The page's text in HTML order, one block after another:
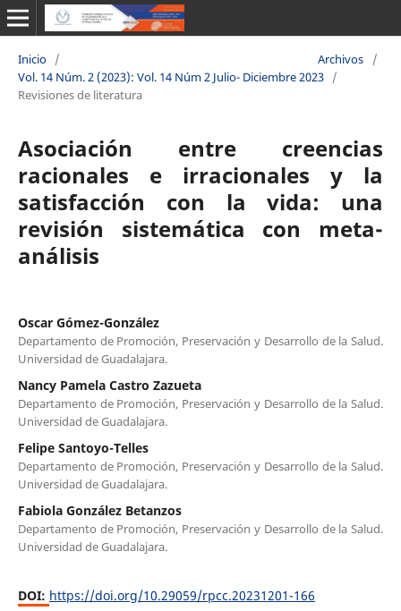
Inicio / Archivos
/
Vol. 14 Núm. 2 (2023): Vol. 14 Núm 2 Julio- Diciembre 2023 /
Revisiones de literatura
Asociación entre creencias
racionales e irracionales y la
satisfacción con la vida: una
revisión sistemática con meta-
análisis
Oscar Gómez-González
Departamento de Promoción, Preservación y Desarrollo de la Salud.
Universidad de Guadalajara.
Nancy Pamela Castro Zazueta
Departamento de Promoción, Preservación y Desarrollo de la Salud.
Universidad de Guadalajara.
Felipe Santoyo-Telles
Departamento de Promoción, Preservación y Desarrollo de la Salud.
Universidad de Guadalajara.
Fabiola González Betanzos
Departamento de Promoción, Preservación y Desarrollo de la Salud.
Universidad de Guadalajara.
DOI: https://doi.org/10.29059/rpcc.20231201-166